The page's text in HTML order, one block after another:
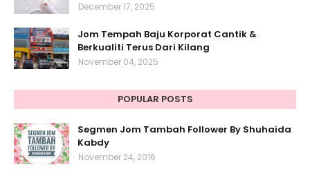
December 17, 2025
Jom Tempah Baju Korporat Cantik &
Berkualiti Terus Dari Kilang
November 04, 2025
POPULAR POSTS
Segmen Jom Tambah Follower By Shuhaida
Kabdy
November 24, 2016